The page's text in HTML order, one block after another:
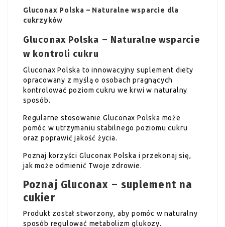
Gluconax Polska – Naturalne wsparcie dla
cukrzyków
Gluconax Polska – Naturalne wsparcie
w kontroli cukru
Gluconax Polska to innowacyjny suplement diety
opracowany z myślą o osobach pragnących
kontrolować poziom cukru we krwi w naturalny
sposób.
Regularne stosowanie Gluconax Polska może
pomóc w utrzymaniu stabilnego poziomu cukru
oraz poprawić jakość życia.
Poznaj korzyści Gluconax Polska i przekonaj się,
jak może odmienić Twoje zdrowie.
Poznaj Gluconax – suplement na
cukier
Produkt został stworzony, aby pomóc w naturalny
sposób regulować metabolizm glukozy.